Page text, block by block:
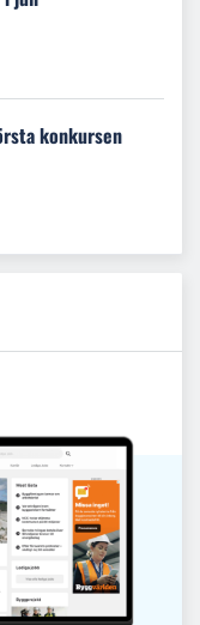
konkursen